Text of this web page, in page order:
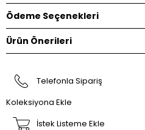
Ödeme Seçenekleri
Ürün Önerileri
Telefonla Sipariş
Koleksiyona Ekle
İstek Listeme Ekle